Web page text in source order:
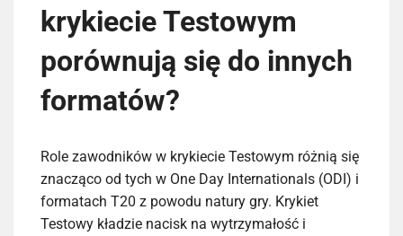
krykiecie Testowym
porównują się do innych
formatów?
Role zawodników w krykiecie Testowym różnią się
znacząco od tych w One Day Internationals (ODI) i
formatach T20 z powodu natury gry. Krykiet
Testowy kładzie nacisk na wytrzymałość i